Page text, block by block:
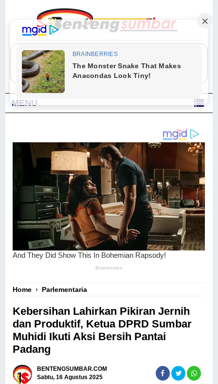
"Sesungguhnya Allah dan para malaikat-Nya berselawat untuk Nabi.
Wahai orang-orang yang beriman, berselawatlah kamu untuk Nabi dan
ucapkanlah salam dengan penuh penghormatan kepadanya." (Qs. Al
Ahzab Ayat 56)
MENU
Home › Parlementaria
Kebersihan Lahirkan Pikiran Jernih
dan Produktif, Ketua DPRD Sumbar
Muhidi Ikuti Aksi Bersih Pantai
Padang
BENTENGSUMBAR.COM
Sabtu, 16 Agustus 2025